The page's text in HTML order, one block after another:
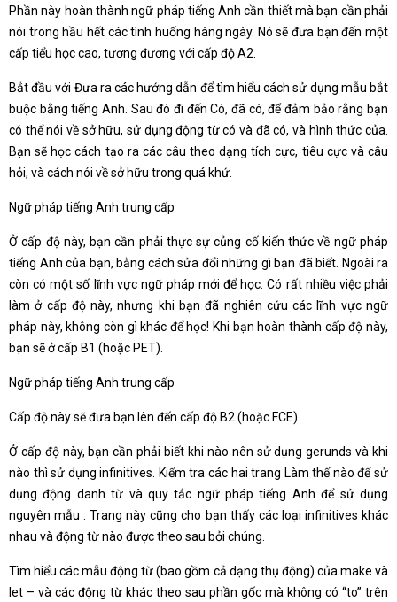
Phần này hoàn thành ngữ pháp tiếng Anh cần thiết mà bạn cần phải
nói trong hầu hết các tình huống hàng ngày. Nó sẽ đưa bạn đến một
cấp tiểu học cao, tương đương với cấp độ A2.
Bắt đầu với Đưa ra các hướng dẫn để tìm hiểu cách sử dụng mẫu bắt
buộc bằng tiếng Anh. Sau đó đi đến Có, đã có, để đảm bảo rằng bạn
có thể nói về sở hữu, sử dụng động từ có và đã có, và hình thức của.
Bạn sẽ học cách tạo ra các câu theo dạng tích cực, tiêu cực và câu
hỏi, và cách nói về sở hữu trong quá khứ.
Ngữ pháp tiếng Anh trung cấp
Ở cấp độ này, bạn cần phải thực sự củng cố kiến ​​thức về ngữ pháp
tiếng Anh của bạn, bằng cách sửa đổi những gì bạn đã biết. Ngoài ra
còn có một số lĩnh vực ngữ pháp mới để học. Có rất nhiều việc phải
làm ở cấp độ này, nhưng khi bạn đã nghiên cứu các lĩnh vực ngữ
pháp này, không còn gì khác để học! Khi bạn hoàn thành cấp độ này,
bạn sẽ ở cấp B1 (hoặc PET).
Ngữ pháp tiếng Anh trung cấp
Cấp độ này sẽ đưa bạn lên đến cấp độ B2 (hoặc FCE).
Ở cấp độ này, bạn cần phải biết khi nào nên sử dụng gerunds và khi
nào thì sử dụng infinitives. Kiểm tra các hai trang Làm thế nào để sử
dụng động danh từ và quy tắc ngữ pháp tiếng Anh để sử dụng
nguyên mẫu . Trang này cũng cho bạn thấy các loại infinitives khác
nhau và động từ nào được theo sau bởi chúng.
Tìm hiểu các mẫu động từ (bao gồm cả dạng thụ động) của make và
let – và các động từ khác theo sau phần gốc mà không có “to” trên